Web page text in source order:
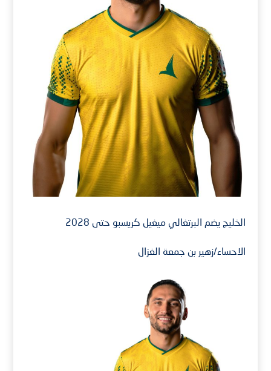
الخليج يضم البرتغالي ميغيل كريسبو حتى 2028
الاحساء/زهير بن جمعة الغزال